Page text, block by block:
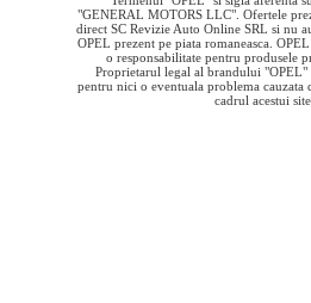
"GENERAL MOTORS LLC". Ofertele
direct SC Revizie Auto Online SRL si nu
OPEL prezent pe piata romaneasca.
o responsabilitate pentru produsele
Proprietarul legal al brandului "OPEL"
pentru nici o eventuala problema cauzata
cadrul acestui